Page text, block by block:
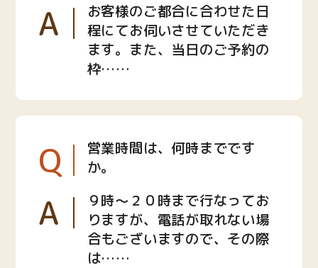
A
お客様のご都合に合わせた日
程にてお伺いさせていただき
ます。また、当日のご予約の
枠……
Q
営業時間は、何時までです
か。
A
９時〜２０時まで行なってお
りますが、電話が取れない場
合もございますので、その際
は……